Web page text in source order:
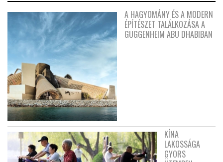
A HAGYOMÁNY ÉS A MODERN
ÉPÍTÉSZET TALÁLKOZÁSA A
GUGGENHEIM ABU DHABIBAN
KÍNA
LAKOSSÁGA
GYORS